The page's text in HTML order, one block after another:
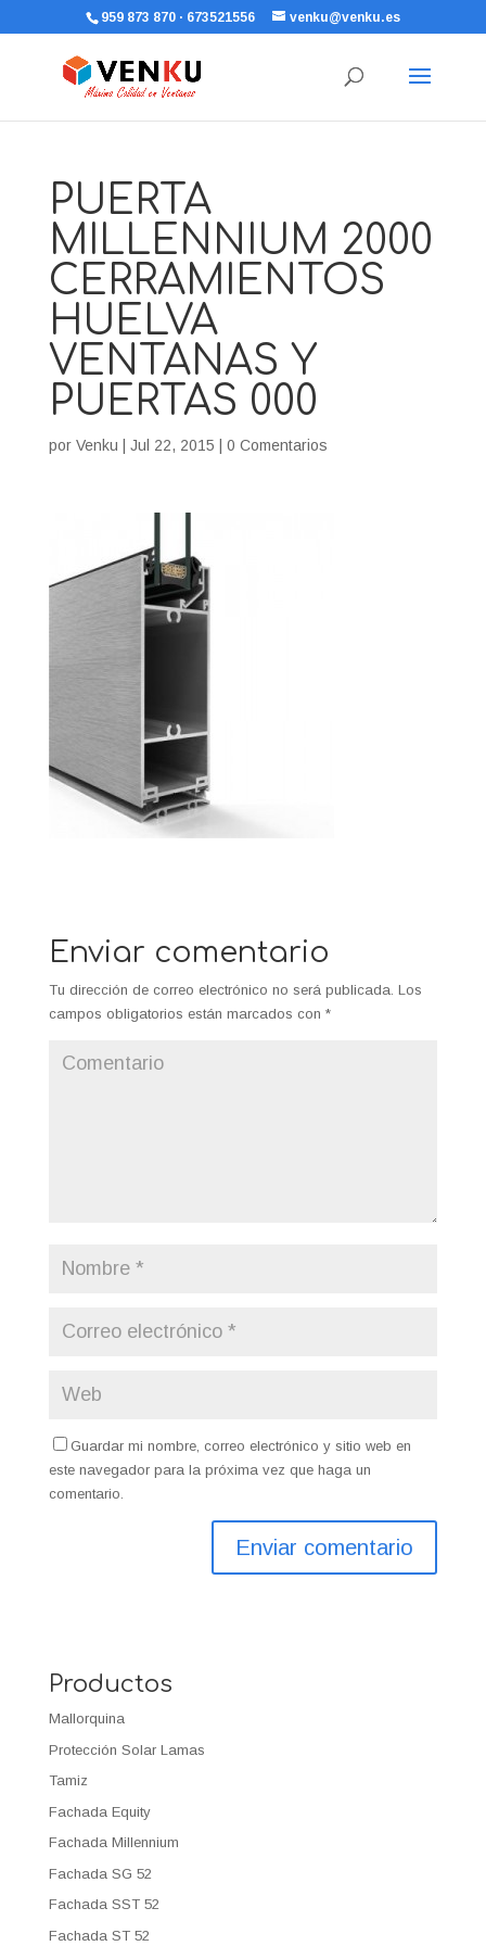
959 873 870 · 673521556 venku@venku.es
PUERTA
MILLENNIUM 2000
CERRAMIENTOS
HUELVA
VENTANAS Y
PUERTAS 000
por Venku Jul 22, 2015 0 Comentarios
Enviar comentario
Tu dirección de correo electrónico no será publicada. Los
campos obligatorios están marcados con *
Guardar mi nombre, correo electrónico y sitio web en
este navegador para la próxima vez que haga un
comentario.
Productos
Mallorquina
Protección Solar Lamas
Tamiz
Fachada Equity
Fachada Millennium
Fachada SG 52
Fachada SST 52
Fachada ST 52